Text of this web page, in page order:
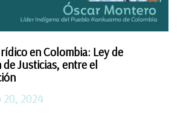
en Colombia: Ley de
Justicias, entre el
20, 2024